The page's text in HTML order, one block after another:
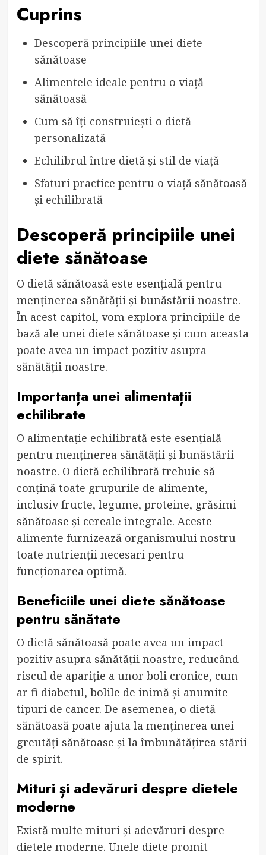
Cuprins
Descoperă principiile unei diete
sănătoase
Alimentele ideale pentru o viață
sănătoasă
Cum să îți construiești o dietă
personalizată
Echilibrul între dietă și stil de viață
Sfaturi practice pentru o viață sănătoasă
și echilibrată
Descoperă principiile unei
diete sănătoase
O dietă sănătoasă este esențială pentru
menținerea sănătății și bunăstării noastre.
În acest capitol, vom explora principiile de
bază ale unei diete sănătoase și cum aceasta
poate avea un impact pozitiv asupra
sănătății noastre.
Importanța unei alimentații
echilibrate
O alimentație echilibrată este esențială
pentru menținerea sănătății și bunăstării
noastre. O dietă echilibrată trebuie să
conțină toate grupurile de alimente,
inclusiv fructe, legume, proteine, grăsimi
sănătoase și cereale integrale. Aceste
alimente furnizează organismului nostru
toate nutrienții necesari pentru
funcționarea optimă.
Beneficiile unei diete sănătoase
pentru sănătate
O dietă sănătoasă poate avea un impact
pozitiv asupra sănătății noastre, reducând
riscul de apariție a unor boli cronice, cum
ar fi diabetul, bolile de inimă și anumite
tipuri de cancer. De asemenea, o dietă
sănătoasă poate ajuta la menținerea unei
greutăți sănătoase și la îmbunătățirea stării
de spirit.
Mituri și adevăruri despre dietele
moderne
Există multe mituri și adevăruri despre
dietele moderne. Unele diete promit